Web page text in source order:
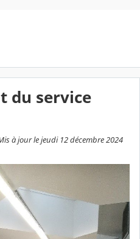
du service
à jour le jeudi 12 décembre 2024